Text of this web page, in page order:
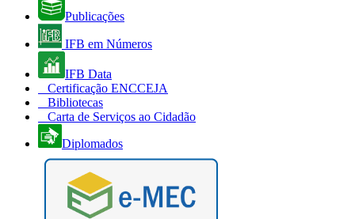
Publicações
IFB em Números
IFB Data
Certificação ENCCEJA
Bibliotecas
Carta de Serviços ao Cidadão
Diplomados